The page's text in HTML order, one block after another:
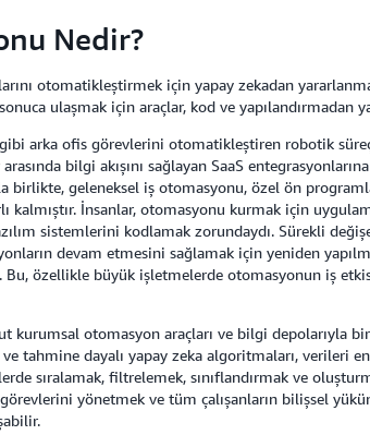
Nedir?
otomatikleştirmek için yapay zekadan
ulaşmak için araçlar, kod ve yapılandırmadan
arka ofis görevlerini otomatikleştiren robotik
bilgi akışını sağlayan SaaS
birlikte, geleneksel iş otomasyonu, özel ön
kalmıştır. İnsanlar, otomasyonu kurmak için
sistemlerini kodlamak zorundaydı. Sürekli
devam etmesini sağlamak için yeniden
özellikle büyük işletmelerde otomasyonun iş
kurumsal otomasyon araçları ve bilgi depolarıyla
tahmine dayalı yapay zeka algoritmaları, verileri
sıralamak, filtrelemek, sınıflandırmak ve
yönetmek ve tüm çalışanların bilişsel